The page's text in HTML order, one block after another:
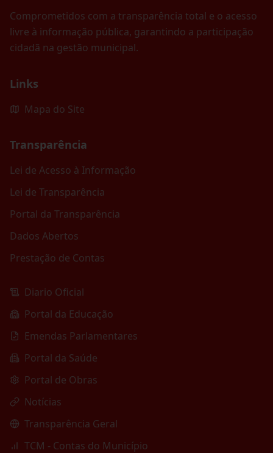
Comprometidos com a transparência total e o acesso
livre à informação pública, garantindo a participação
cidadã na gestão municipal.
Links
Mapa do Site
Transparência
Lei de Acesso à Informação
Lei de Transparência
Portal da Transparência
Dados Abertos
Prestação de Contas
Diario Oficial
Portal da Educação
Emendas Parlamentares
Portal da Saúde
Portal de Obras
Notícias
Transparência Geral
TCM - Contas do Município